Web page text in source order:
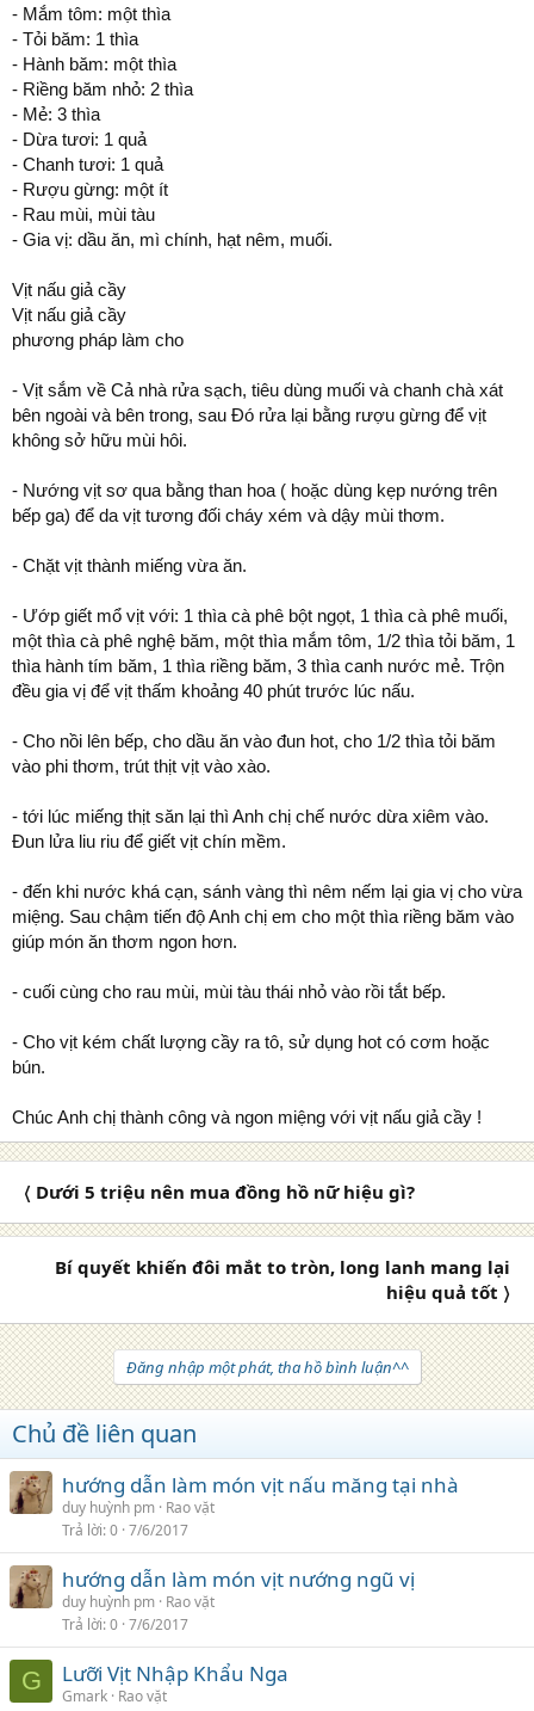
- Mắm tôm: một thìa
- Tỏi băm: 1 thìa
- Hành băm: một thìa
- Riềng băm nhỏ: 2 thìa
- Mẻ: 3 thìa
- Dừa tươi: 1 quả
- Chanh tươi: 1 quả
- Rượu gừng: một ít
- Rau mùi, mùi tàu
- Gia vị: dầu ăn, mì chính, hạt nêm, muối.
Vịt nấu giả cầy
Vịt nấu giả cầy
phương pháp làm cho
- Vịt sắm về Cả nhà rửa sạch, tiêu dùng muối và chanh chà xát
bên ngoài và bên trong, sau Đó rửa lại bằng rượu gừng để vịt
không sở hữu mùi hôi.
- Nướng vịt sơ qua bằng than hoa ( hoặc dùng kẹp nướng trên
bếp ga) để da vịt tương đối cháy xém và dậy mùi thơm.
- Chặt vịt thành miếng vừa ăn.
- Ướp giết mổ vịt với: 1 thìa cà phê bột ngọt, 1 thìa cà phê muối,
một thìa cà phê nghệ băm, một thìa mắm tôm, 1/2 thìa tỏi băm, 1
thìa hành tím băm, 1 thìa riềng băm, 3 thìa canh nước mẻ. Trộn
đều gia vị để vịt thấm khoảng 40 phút trước lúc nấu.
- Cho nồi lên bếp, cho dầu ăn vào đun hot, cho 1/2 thìa tỏi băm
vào phi thơm, trút thịt vịt vào xào.
- tới lúc miếng thịt săn lại thì Anh chị chế nước dừa xiêm vào.
Đun lửa liu riu để giết vịt chín mềm.
- đến khi nước khá cạn, sánh vàng thì nêm nếm lại gia vị cho vừa
miệng. Sau chậm tiến độ Anh chị em cho một thìa riềng băm vào
giúp món ăn thơm ngon hơn.
- cuối cùng cho rau mùi, mùi tàu thái nhỏ vào rồi tắt bếp.
- Cho vịt kém chất lượng cầy ra tô, sử dụng hot có cơm hoặc
bún.
Chúc Anh chị thành công và ngon miệng với vịt nấu giả cầy !
〈 Dưới 5 triệu nên mua đồng hồ nữ hiệu gì?
Bí quyết khiến đôi mắt to tròn, long lanh mang lại
hiệu quả tốt 〉
Đăng nhập một phát, tha hồ bình luận^^
Chủ đề liên quan
hướng dẫn làm món vịt nấu măng tại nhà
duy huỳnh pm Rao vặt
Trả lời 0 7/6/2017
hướng dẫn làm món vịt nướng ngũ vị
duy huỳnh pm Rao vặt
Trả lời 0 7/6/2017
G Lưỡi Vịt Nhập Khẩu Nga
Gmark Rao vặt